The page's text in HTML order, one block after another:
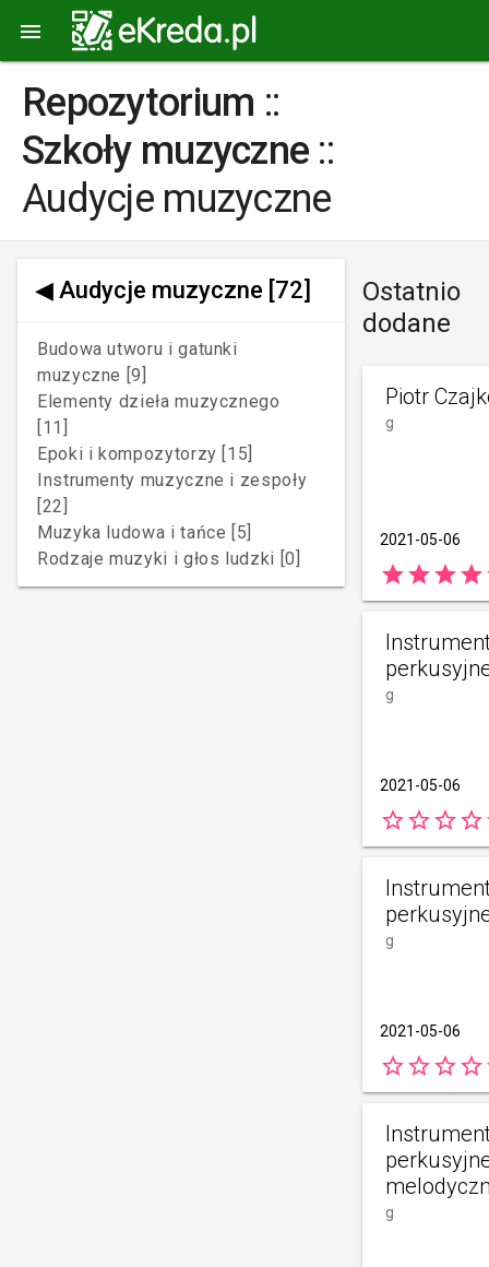

Repozytorium ::
Szkoły muzyczne ::
Audycje muzyczne
◀ Audycje muzyczne [72]
Budowa utworu i gatunki
muzyczne [9]
Elementy dzieła muzycznego
[11]
Epoki i kompozytorzy [15]
Instrumenty muzyczne i zespoły
[22]
Muzyka ludowa i tańce [5]
Rodzaje muzyki i głos ludzki [0]
Ostatnio
dodane
Piotr
g
2021-05-06
starstarstarstar
g
2021-05-06
star_borderstar_borderstar_borderstar_border
g
2021-05-06
star_borderstar_borderstar_borderstar_border
g